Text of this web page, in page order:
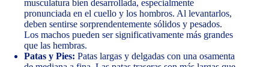
musculatura bien desarrollada, especialmente
pronunciada en el cuello y los hombros. Al levantarlos,
deben sentirse sorprendentemente sólidos y pesados.
Los machos pueden ser significativamente más grandes
que las hembras.
Patas y Pies: Patas largas y delgadas con una osamenta